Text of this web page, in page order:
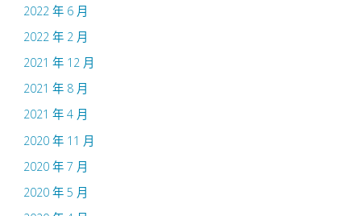
2022 年 6 月
2022 年 2 月
2021 年 12 月
2021 年 8 月
2021 年 4 月
2020 年 11 月
2020 年 7 月
2020 年 5 月